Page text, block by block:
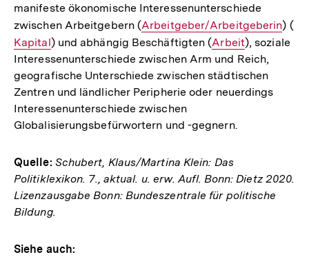
manifeste ökonomische Interessenunterschiede
zwischen Arbeitgebern (Interner
Link:
Arbeitgeber/Arbeitgeberin) (
Kapital) und abhängig Beschäftigten (Interner
Link:
Arbeit), soziale
Interessenunterschiede zwischen Arm und Reich,
geografische Unterschiede zwischen städtischen
Zentren und ländlicher Peripherie oder neuerdings
Interessenunterschiede zwischen
Globalisierungsbefürwortern und -gegnern.
Quelle: Schubert, Klaus/Martina Klein: Das
Politiklexikon. 7., aktual. u. erw. Aufl. Bonn: Dietz 2020.
Lizenzausgabe Bonn: Bundeszentrale für politische
Bildung.
Siehe auch: